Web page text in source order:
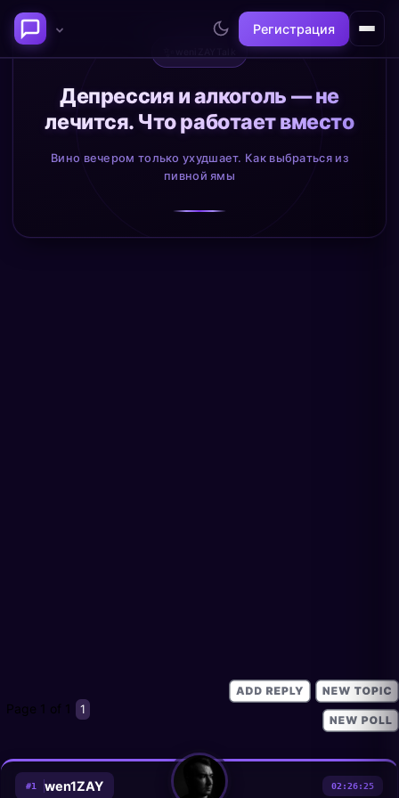
Регистрация
Последние темы
Философия сознания:
где граница между "я" и
Нейронаука и
реальность
@neuro
Депрессия и алкоголь — не
лечится. Что работает вместо
Вино вечером только ухудшает. Как выбраться из
пивной ямы
Page 1 of 1 1
#1 wen1ZAY 02:26:25